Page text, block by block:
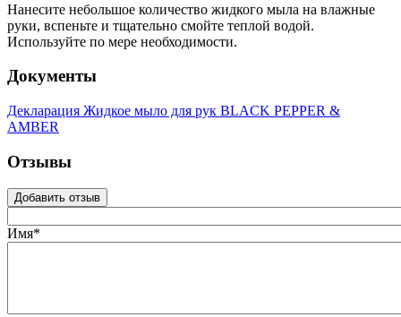
Нанесите небольшое количество жидкого мыла на влажные
руки, вспеньте и тщательно смойте теплой водой.
Используйте по мере необходимости.
Документы
Декларация Жидкое мыло для рук BLACK PEPPER &
AMBER
Отзывы
Добавить отзыв
Имя*